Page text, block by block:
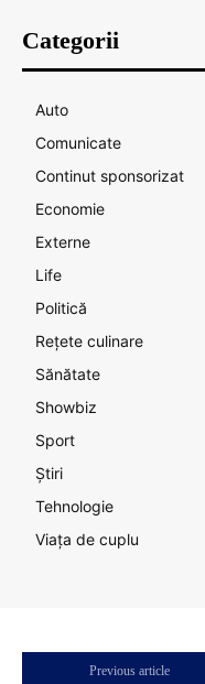
Categorii
Auto
Comunicate
Continut sponsorizat
Economie
Externe
Life
Politică
Rețete culinare
Sănătate
Showbiz
Sport
Știri
Tehnologie
Viața de cuplu
Previous article